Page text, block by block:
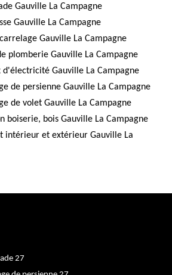
Gauville La Campagne
Gauville La Campagne
Gauville La Campagne
plomberie Gauville La Campagne
d'électricité Gauville La Campagne
de persienne Gauville La Campagne
de volet Gauville La Campagne
boiserie, bois Gauville La Campagne
intérieur et extérieur Gauville La
27